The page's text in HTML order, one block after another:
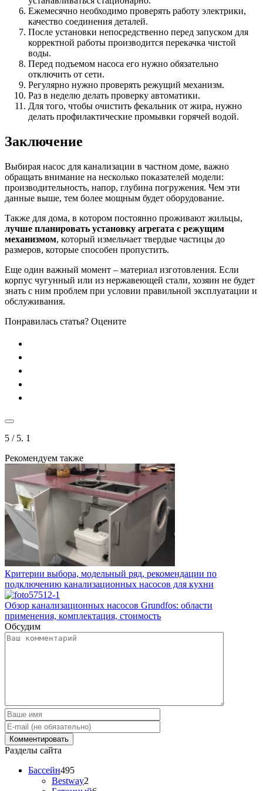
Ежемесячно необходимо проверять работу электрики,
качество соединения деталей.
После установки непосредственно перед запуском для
корректной работы производится перекачка чистой
воды.
Перед подъемом насоса его нужно обязательно
отключить от сети.
Регулярно нужно проверять режущий механизм.
Раз в неделю делать проверку автоматики.
Для того, чтобы очистить фекальник от жира, нужно
делать профилактические промывки горячей водой.
Заключение
Выбирая насос для канализации в частном доме, важно
обращать внимание на несколько показателей модели:
производительность, напор, глубина погружения. Чем эти
данные выше, тем более мощным будет оборудование.
Также для дома, в котором постоянно проживают жильцы,
лучше планировать установку агрегата с режущим
механизмом, который измельчает твердые частицы до
размеров, которые способен пропустить.
Еще один важный момент – материал изготовления. Если
корпус чугунный или из нержавеющей стали, хозяин не будет
знать с ним проблем при условии правильной эксплуатации и
обслуживания.
Понравилась статья? Оцените
5 / 5. 1
Рекомендуем также
Критерии выбора, модельный ряд, рекомендации по
подключению канализационных насосов для кухни
Обзор канализационных насосов Grundfos: области
применения, комплектация, стоимость
Обсудим
Разделы сайта
Бассейн495
Bestway2